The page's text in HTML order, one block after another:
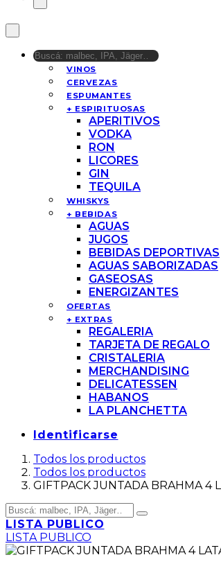
VINOS
CERVEZAS
ESPUMANTES
+ ESPIRITUOSAS
APERITIVOS
VODKA
RON
LICORES
GIN
TEQUILA
WHISKYS
+ BEBIDAS
AGUAS
JUGOS
BEBIDAS DEPORTIVAS
AGUAS SABORIZADAS
GASEOSAS
ENERGIZANTES
OFERTAS
+ EXTRAS
REGALERIA
TARJETA DE REGALO
CRISTALERIA
MERCHANDISING
DELICATESSEN
HABANOS
LA PLANCHETTA
Identificarse
Todos los productos
Todos los productos
GIFTPACK JUNTADA BRAHMA 4
LISTA PUBLICO
LISTA PUBLICO